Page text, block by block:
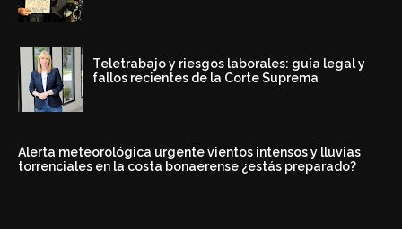
Teletrabajo y riesgos laborales: guía legal y
fallos recientes de la Corte Suprema
Alerta meteorológica urgente vientos intensos y lluvias
torrenciales en la costa bonaerense ¿estás preparado?